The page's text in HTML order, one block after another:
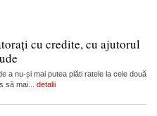
cu credite, cu ajutorul
a nu-și mai putea plăti ratele la cele două
să mai... detalii